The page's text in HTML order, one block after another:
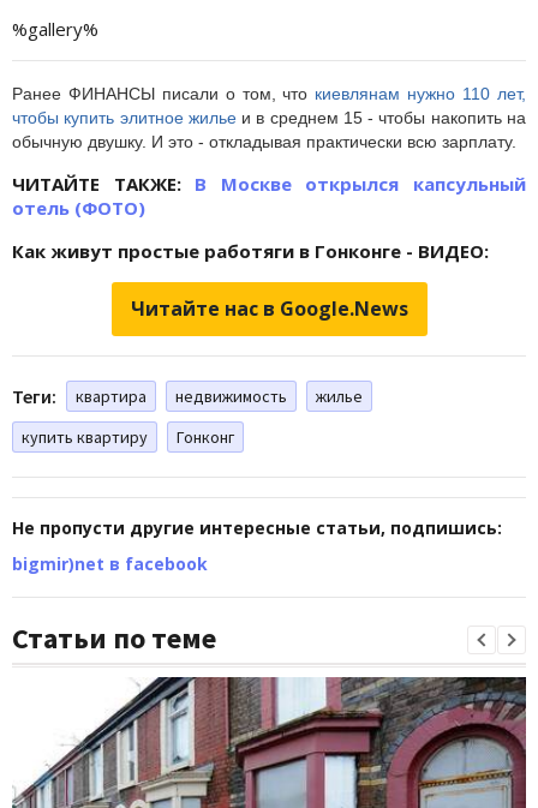
%gallery%
Ранее ФИНАНСЫ писали о том, что киевлянам нужно 110 лет,
чтобы купить элитное жильеи в среднем 15 - чтобы накопить на
обычную двушку. И это - откладывая практически всю зарплату.
ЧИТАЙТЕ ТАКЖЕ: В Москве открылся капсульный
отель (ФОТО)
Как живут простые работяги в Гонконге - ВИДЕО:
Читайте нас в Google.News
Теги: квартира недвижимость
жилье
купить квартиру
Гонконг
Не пропусти другие интересные статьи, подпишись:
bigmir)net в facebook
Статьи по теме